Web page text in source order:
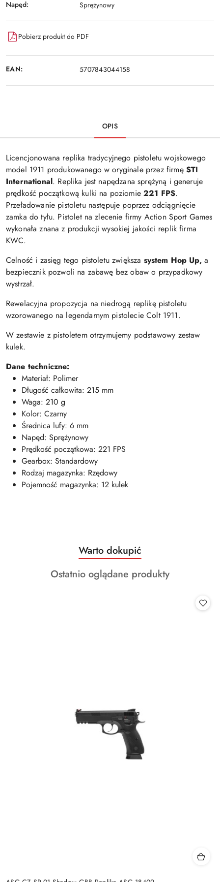
Napęd: Sprężynowy
Pobierz produkt do PDF
EAN: 5707843044158
OPIS
Licencjonowana replika tradycyjnego pistoletu wojskowego
model 1911 produkowanego w oryginale przez firmęSTI
International. Replika jest napędzana sprężyną i generuje
prędkość początkową kulki na poziomie221 FPS.
Przeładowanie pistoletu następuje poprzez odciągnięcie
zamka do tyłu. Pistolet na zlecenie firmy Action Sport Games
wykonała znana z produkcji wysokiej jakości replik firma
KWC.
Celność i zasięg tego pistoletu zwiększa system Hop Up, a
bezpiecznik pozwoli na zabawę bez obaw o przypadkowy
wystrzał.
Rewelacyjna propozycja na niedrogą replikę pistoletu
wzorowanego na legendarnym pistolecie Colt 1911.
W zestawie z pistoletem otrzymujemy podstawowy zestaw
kulek.
Dane techniczne:
Materiał: Polimer
Długość całkowita: 215 mm
Waga: 210 g
Kolor: Czarny
Średnica lufy: 6 mm
Napęd: Sprężynowy
Prędkość początkowa: 221 FPS
Gearbox: Standardowy
Rodzaj magazynka: Rzędowy
Pojemność magazynka: 12 kulek
Pomiń karuzelę produktów
Produkty
o
statusie:
Warto dokupić
Produkty
Ostatnio oglądane produkty